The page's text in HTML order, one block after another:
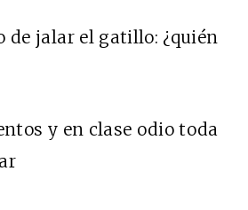
de jalar el gatillo: ¿quién
y en clase odio toda